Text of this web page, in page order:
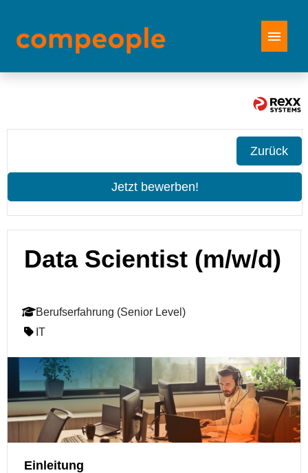
Zurück
Jetzt bewerben!
Data Scientist (m/w/d)
Berufserfahrung (Senior Level)
IT
Einleitung